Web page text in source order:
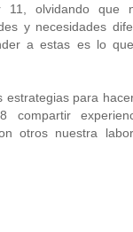
11, olvidando que
y necesidades
a estas es lo
estrategias para
compartir
otros nuestra